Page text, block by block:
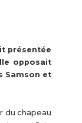
présentée
opposait
Samson et
du chapeau